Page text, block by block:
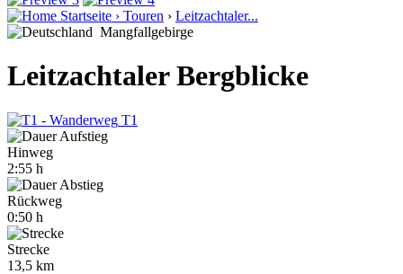
Startseite › Touren › Leitzachtaler...
Mangfallgebirge
Leitzachtaler Bergblicke
T1
Hinweg
2:55 h
Rückweg
0:50 h
Strecke
13,5 km